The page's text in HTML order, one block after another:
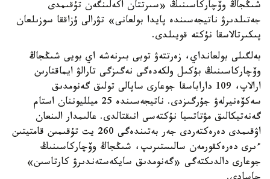
شىڭجاڭ وۆچاركاسىنىڭ «سىرتتان اكەلىنگەن تۇقىمدى
جەتىلدىرۋ ناتيجەسىندە پايدا بولعانى» تۋرالى ۇزاققا سوزىلعان
پىكىرتالاسقا نۇكتە قويىلدى.
بەلگىلى بولعانداي، زەرتتەۋ توبى بىرنەشە اي بويى شىڭجاڭ
وۆچاركاسىنىڭ بۇكىل ولكەدەگى نەگىزگى تارالۋ ايماقتارىن
ارالاپ، 109 داراباسقا جوعارى ساپالى تولىق گەنومدىق
سەكۆەنيرلەۋ جۇرگىزدى. ناتيجەسىندە 25 ميلليوننان استام
گەنەتيكالىق مۋتاتسيا نۇكتەسى انىقتالدى. عالىمدار الىنعان
اۋقىمدى دەرەكتەردى جەر بەتىندەگى 260 يت تۇقىمىن قامتيتىن
ءىرى دەرەكقورمەن سالىستىرىپ، شىڭجاڭ وۆچاركاسىنىڭ
جوعارى دالدىكتەگى «گەنومدىق سايكەستەندىرۋ كارتاسىن»